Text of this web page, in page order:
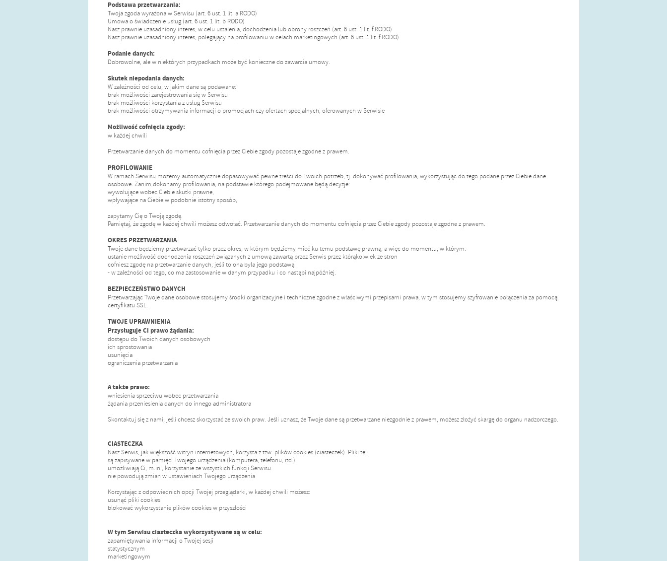
Podstawa przetwarzania:
Twoja zgoda wyrażona w Serwisu (art. 6 ust. 1 lit. a RODO)
Umowa o świadczenie usług (art. 6 ust. 1 lit. b RODO)
Nasz prawnie uzasadniony interes, w celu ustalenia, dochodzenia lub obrony roszczeń (art. 6 ust. 1 lit. f RODO)
Nasz prawnie uzasadniony interes, polegający na profilowaniu w celach marketingowych (art. 6 ust. 1 lit. f RODO)
Podanie danych:
Dobrowolne, ale w niektórych przypadkach może być konieczne do zawarcia umowy.
Skutek niepodania danych:
W zależności od celu, w jakim dane są podawane:
brak możliwości zarejestrowania się w Serwisu
brak możliwości korzystania z usług Serwisu
brak możliwości otrzymywania informacji o promocjach czy ofertach specjalnych, oferowanych w Serwisie
Możliwość cofnięcia zgody:
w każdej chwili
Przetwarzanie danych do momentu cofnięcia przez Ciebie zgody pozostaje zgodne z prawem.
PROFILOWANIE
W ramach Serwisu możemy automatycznie dopasowywać pewne treści do Twoich potrzeb, tj. dokonywać profilowania, wykorzystując do tego podane przez Ciebie dane
osobowe. Zanim dokonamy profilowania, na podstawie którego podejmowane będą decyzje:
wywołujące wobec Ciebie skutki prawne,
wpływające na Ciebie w podobnie istotny sposób,
zapytamy Cię o Twoją zgodę.
Pamiętaj, że zgodę w każdej chwili możesz odwołać. Przetwarzanie danych do momentu cofnięcia przez Ciebie zgody pozostaje zgodne z prawem.
OKRES PRZETWARZANIA
Twoje dane będziemy przetwarzać tylko przez okres, w którym będziemy mieć ku temu podstawę prawną, a więc do momentu, w którym:
ustanie możliwość dochodzenia roszczeń związanych z umową zawartą przez Serwis przez którąkolwiek ze stron
cofniesz zgodę na przetwarzanie danych, jeśli to ona była jego podstawą
- w zależności od tego, co ma zastosowanie w danym przypadku i co nastąpi najpóźniej.
BEZPIECZEŃSTWO DANYCH
Przetwarzając Twoje dane osobowe stosujemy środki organizacyjne i techniczne zgodne z właściwymi przepisami prawa, w tym stosujemy szyfrowanie połączenia za pomocą
certyfikatu SSL.
TWOJE UPRAWNIENIA
Przysługuje Ci prawo żądania:
dostępu do Twoich danych osobowych
ich sprostowania
usunięcia
ograniczenia przetwarzania
A także prawo:
wniesienia sprzeciwu wobec przetwarzania
żądania przeniesienia danych do innego administratora
Skontaktuj się z nami, jeśli chcesz skorzystać ze swoich praw. Jeśli uznasz, że Twoje dane są przetwarzane niezgodnie z prawem, możesz złożyć skargę do organu nadzorczego.
CIASTECZKA
Nasz Serwis, jak większość witryn internetowych, korzysta z tzw. plików cookies (ciasteczek). Pliki te:
są zapisywane w pamięci Twojego urządzenia (komputera, telefonu, itd.)
umożliwiają Ci, m.in., korzystanie ze wszystkich funkcji Serwisu
nie powodują zmian w ustawieniach Twojego urządzenia
Korzystając z odpowiednich opcji Twojej przeglądarki, w każdej chwili możesz:
usunąć pliki cookies
blokować wykorzystanie plików cookies w przyszłości
W tym Serwisu ciasteczka wykorzystywane są w celu:
zapamiętywania informacji o Twojej sesji
statystycznym
marketingowym